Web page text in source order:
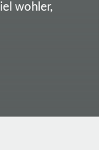
wohler,